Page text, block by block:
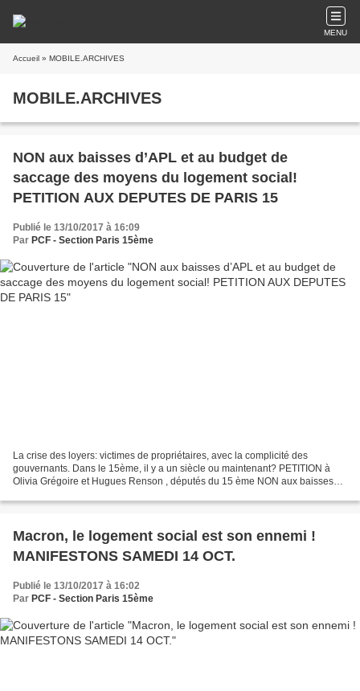
MENU
Accueil » MOBILE.ARCHIVES
MOBILE.ARCHIVES
NON aux baisses d’APL et au budget de
saccage des moyens du logement social!
PETITION AUX DEPUTES DE PARIS 15
Publié le 13/10/2017 à 16:09
Par PCF - Section Paris 15ème
La crise des loyers: victimes de propriétaires, avec la complicité des
gouvernants. Dans le 15ème, il y a un siècle ou maintenant? PETITION à
Olivia Grégoire et Hugues Renson , députés du 15 ème NON aux baisses
Macron, le logement social est son ennemi !
MANIFESTONS SAMEDI 14 OCT.
Publié le 13/10/2017 à 16:02
Par PCF - Section Paris 15ème